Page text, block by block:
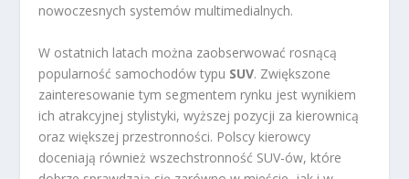
nowoczesnych systemów multimedialnych.
W ostatnich latach można zaobserwować rosnącą
popularność samochodów typu SUV. Zwiększone
zainteresowanie tym segmentem rynku jest wynikiem
ich atrakcyjnej stylistyki, wyższej pozycji za kierownicą
oraz większej przestronności. Polscy kierowcy
doceniają również wszechstronność SUV-ów, które